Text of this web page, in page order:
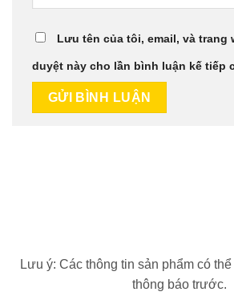
Lưu tên của tôi, email, và trang
duyệt này cho lần bình luận kế tiếp
Lưu ý: Các thông tin sản phẩm có
thông báo trước.